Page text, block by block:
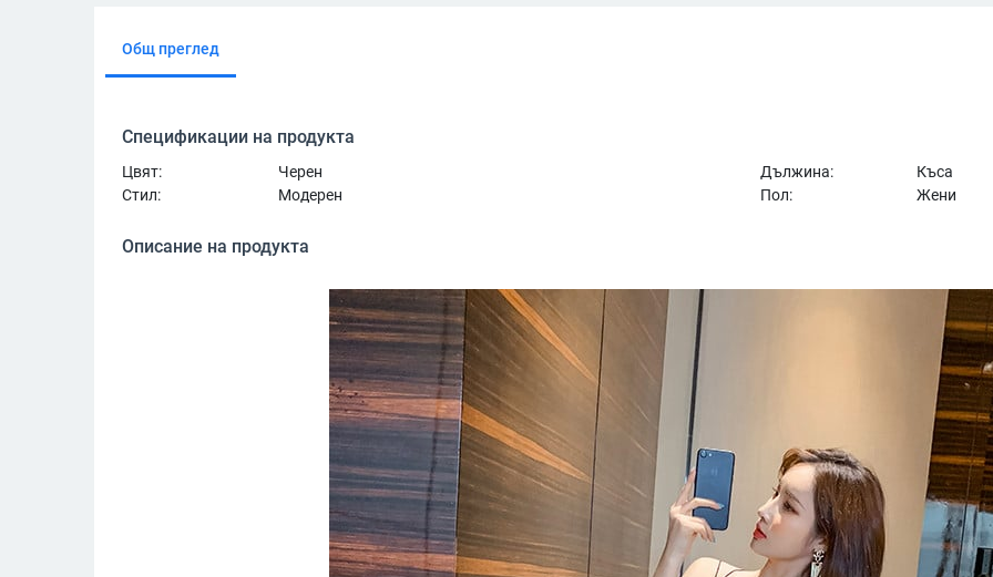
Общ преглед
Спецификации на продукта
Цвят: Черен Дължина:
Къса
Стил:
Модерен Пол: Жени
Описание на продукта